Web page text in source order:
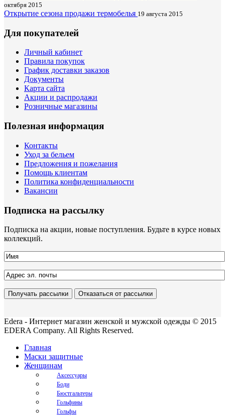
октября 2015
Открытие сезона продажи термобелья 19 августа 2015
Для покупателей
Личный кабинет
Правила покупок
График доставки заказов
Документы
Карта сайта
Акции и распродажи
Розничные магазины
Полезная информация
Контакты
Уход за бельем
Предложения и пожелания
Помощь клиентам
Политика конфиденциальности
Вакансии
Подписка на рассылку
Подписка на акции, новые поступления. Будьте в курсе новых
коллекций.
Edera - Интернет магазин женской и мужской одежды © 2015
EDERA Company. All Rights Reserved.
Главная
Маски защитные
Женщинам
Аксессуары
Боди
Бюстгальтеры
Гольфины
Гольфы